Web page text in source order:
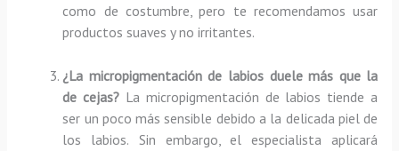
como de costumbre, pero te recomendamos usar
productos suaves y no irritantes.
¿La micropigmentación de labios duele más que la
de cejas? La micropigmentación de labios tiende a
ser un poco más sensible debido a la delicada piel de
los labios. Sin embargo, el especialista aplicará